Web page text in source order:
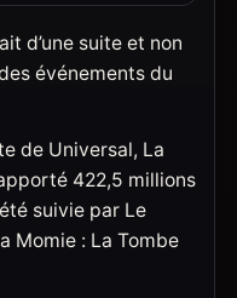
d’une suite et non
événements du
de Universal, La
422,5 millions
suivie par Le
Momie : La Tombe